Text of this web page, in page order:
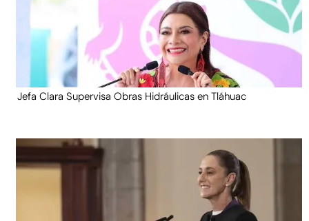
Jefa Clara Supervisa Obras Hidráulicas en Tláhuac